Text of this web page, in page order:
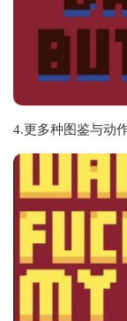
4.更多种图鉴与动